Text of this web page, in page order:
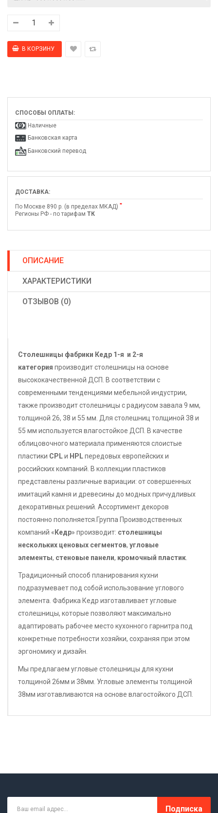
СПОСОБЫ ОПЛАТЫ:
Наличные
Банковская карта
Банковский перевод
ДОСТАВКА:
По Москве 890 р. (в пределах МКАД) *
Регионы РФ - по тарифам ТК
ОПИСАНИЕ
ХАРАКТЕРИСТИКИ
ОТЗЫВОВ (0)
Столешницы фабрики Кедр 1-я и 2-я
категория производит столешницы на основе
высококачественной ДСП. В соответствии с
современными тенденциями мебельной индустрии,
также производит столешницы с радиусом завала 9 мм,
толщиной 26, 38 и 55 мм. Для столешниц толщиной 38 и
55 мм используется влагостойкое ДСП. В качестве
облицовочного материала применяются слоистые
пластики CPLи HPLпередовых европейских и
российских компаний. В коллекции пластиков
представлены различные вариации: от совершенных
имитаций камня и древесины до модных причудливых
декоративных решений. Ассортимент декоров
постоянно пополняется.Группа Производственных
компаний «Кедр» производит: столешницы
нескольких ценовых сегментов, угловые
элементы, стеновые панели, кромочный пластик
Традиционный способ планирования кухни
подразумевает под собой использование углового
элемента. Фабрика Кедр изготавливает угловые
столешницы, которые позволяют максимально
адаптировать рабочее место кухонного гарнитра под
конкретные потребности хозяйки, сохраняя при этом
эргономику и дизайн.
Мы предлагаем угловые столешницы для кухни
толщиной 26мм и 38мм. Угловые элементы толщиной
38мм изготавливаются на основе влагостойкого ДСП.
Подписка